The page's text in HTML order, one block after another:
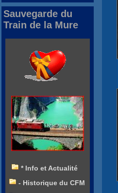
Sauvegarde du
Train de la Mure
* Info et Actualité
- Historique du CFM